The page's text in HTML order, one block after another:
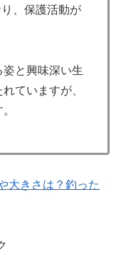
、保護活動が
と興味深い生
ていますが、
大きさは？釣った